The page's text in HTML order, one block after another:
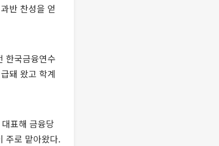
반 찬성을 얻
한국금융연수
돼 왔고 학계
표해 금융당
주로 맡아왔다.